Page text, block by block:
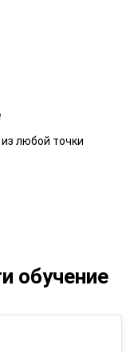
любой точки
обучение